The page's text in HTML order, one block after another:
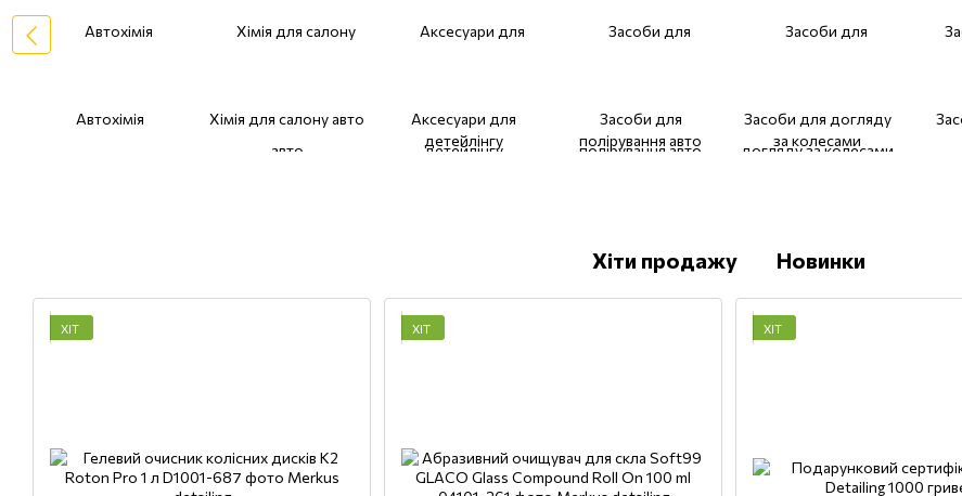
Автохімія Хімія для салону авто
Аксесуари для
детейлінгу
Засоби для
полірування авто
Засоби для догляду
за колесами
Хіти продажу Новинки
ХІТ ХІТ ХІТ